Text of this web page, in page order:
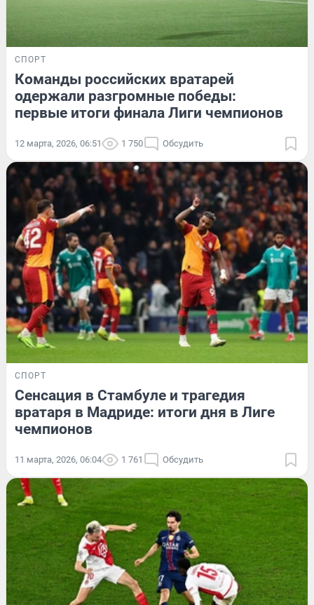
СПОРТ
Команды российских вратарей
одержали разгромные победы:
первые итоги финала Лиги чемпионов
12 марта, 2026, 06:51 1 750 Обсудить
СПОРТ
Сенсация в Стамбуле и трагедия
вратаря в Мадриде: итоги дня в Лиге
чемпионов
11 марта, 2026, 06:04 1 761 Обсудить